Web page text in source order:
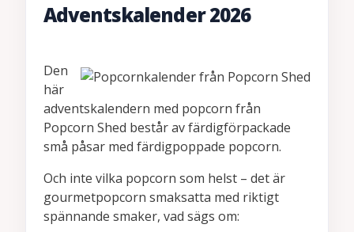
Adventskalender 2026
Den
här
adventskalendern med popcorn från
Popcorn Shed består av färdigförpackade
små påsar med färdigpoppade popcorn.
Och inte vilka popcorn som helst – det är
gourmetpopcorn smaksatta med riktigt
spännande smaker, vad sägs om: